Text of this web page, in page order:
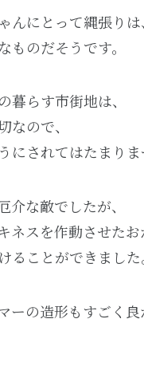
んにとって縄張りは
ものだそうです。
暮らす市街地は、
なので、
にされてはたまりま
介な敵でしたが、
ネスを作動させたお
ることができました
ーの造形もすごく良